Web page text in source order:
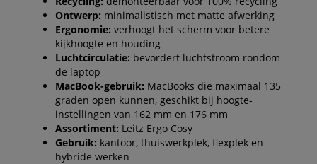
Ontwerp: minimalistisch met matte afwerking
Ergonomie: verhoogt het scherm voor betere
kijkhoogte en houding
Luchtcirculatie: bevordert luchtstroom rondom
de laptop
MacBook-gebruik: MacBooks die maximaal 135
graden open kunnen, geschikt bij hoogte-
instellingen van 162 mm en 176 mm
Assortiment: Leitz Ergo Cosy
Gebruik: kantoor, thuiswerkplek, flexplek en
hybride werken